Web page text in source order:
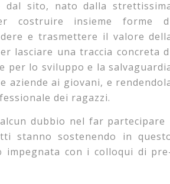
dal sito, nato dalla
costruire insieme forme
e trasmettere il valore
lasciare una traccia concreta
per lo sviluppo e la
aziende ai giovani, e
dei ragazzi.
dubbio nel far partecipare
stanno sostenendo in
impegnata con i colloqui di